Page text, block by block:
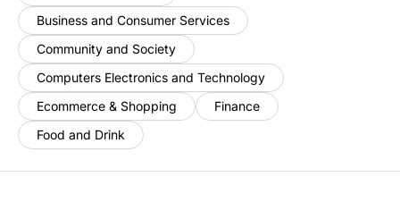
Business and Consumer Services
Community and Society
Computers Electronics and Technology
Ecommerce & Shopping
Finance
Food and Drink